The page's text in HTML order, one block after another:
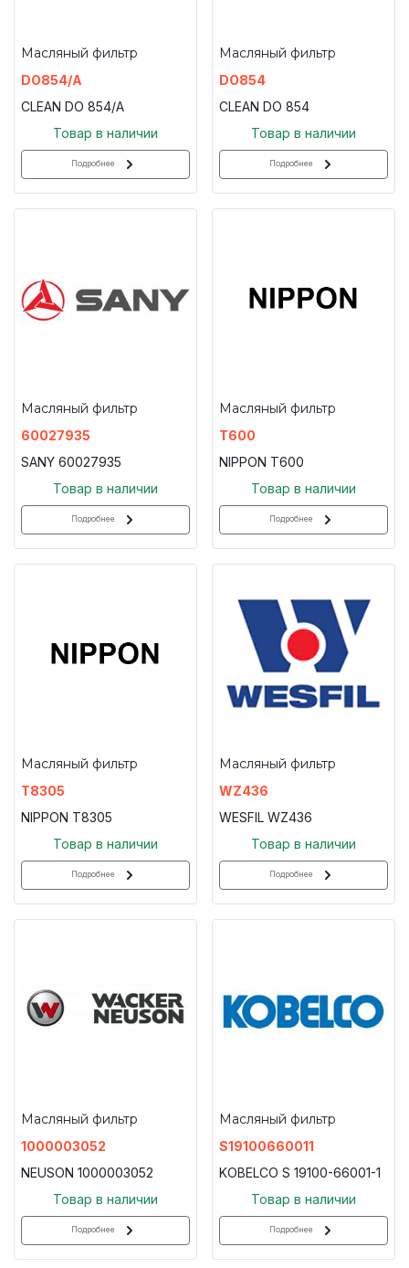
Масляный фильтр
DO854/A
CLEAN DO 854/A
Товар в наличии
Подробнее
Масляный фильтр
DO854
CLEAN DO 854
Товар в наличии
Подробнее
Масляный фильтр
60027935
SANY 60027935
Товар в наличии
Подробнее
Масляный фильтр
T600
NIPPON T600
Товар в наличии
Подробнее
Масляный фильтр
T8305
NIPPON T8305
Товар в наличии
Подробнее
Масляный фильтр
WZ436
WESFIL WZ436
Товар в наличии
Подробнее
Масляный фильтр
1000003052
NEUSON 1000003052
Товар в наличии
Подробнее
Масляный фильтр
S19100660011
KOBELCO S 19100-66001-1
Товар в наличии
Подробнее